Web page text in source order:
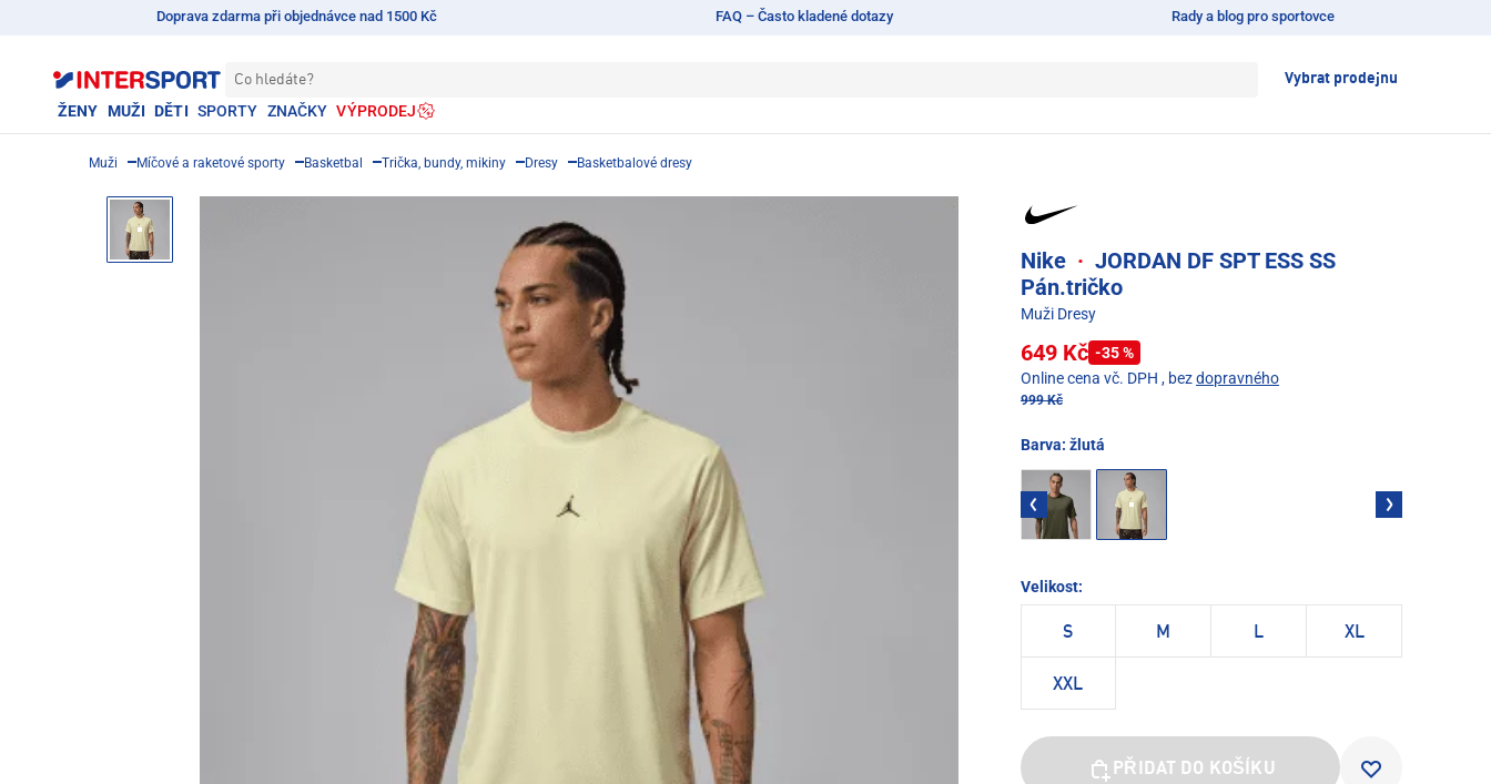
Doprava zdarma při objednávce nad 1500 Kč FAQ – Často kladené dotazy Rady a blog pro sportovce
Co hledáte? Vybrat prodejnu
ŽENY MUŽI DĚTI SPORTY ZNAČKY VÝPRODEJ
Muži Míčové a raketové sporty Basketbal Trička, bundy, mikiny Dresy Basketbalové dresy
Nike · JORDAN DF SPT ESS SS
Pán.tričko
Muži Dresy
649 Kč -35 %
Online cena vč. DPH , bezdopravného
999 Kč
Barva: žlutá
Velikost:
S M L XL
XXL
PŘIDAT DO KOŠÍKU